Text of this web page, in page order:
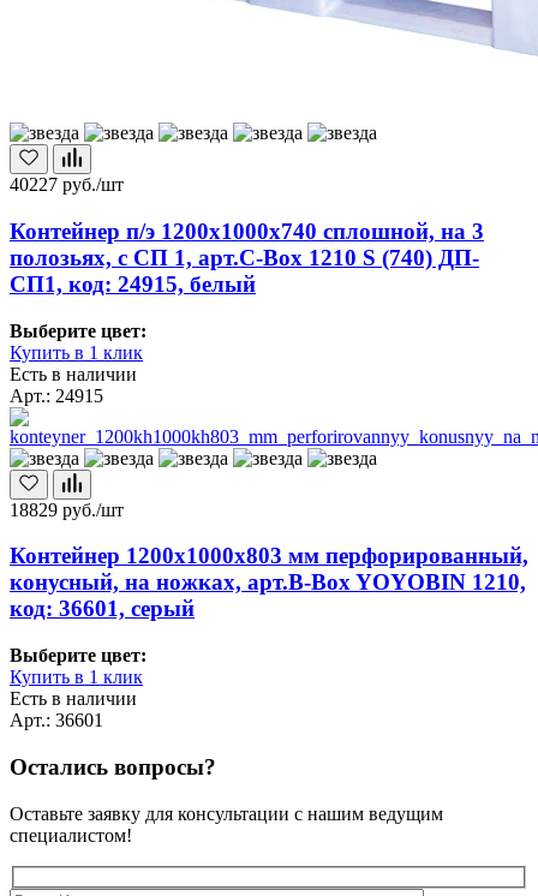
40227 руб./шт
Контейнер п/э 1200х1000х740 сплошной, на 3
полозьях, с СП 1, арт.C-Box 1210 S (740) ДП-
СП1, код: 24915, белый
Выберите цвет:
Купить в 1 клик
Есть в наличии
Арт.: 24915
18829 руб./шт
Контейнер 1200х1000х803 мм перфорированный,
конусный, на ножках, арт.B-Box YOYOBIN 1210,
код: 36601, серый
Выберите цвет:
Купить в 1 клик
Есть в наличии
Арт.: 36601
Остались вопросы?
Оставьте заявку для консультации с нашим ведущим
специалистом!